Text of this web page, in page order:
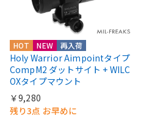
HOT NEW 再入荷
Holy Warrior Aimpointタイプ
CompM2 ダットサイト + WILC
OXタイプマウント
￥9,280
残り3点 お早めに